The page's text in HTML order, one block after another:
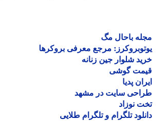
باحال مگ
مرجع معرفی بروکرها
شلوار جین زنانه
گوشی
پدیا
سایت در مشهد
نوزاد
تلگرام و تلگرام طلایی